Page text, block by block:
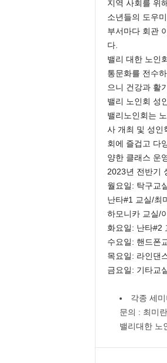
지역 사회를 위
소년들의 도우
부서마다 회관
다.
밸리 대한 노인
통문화를 전수
으니 건강과 활
밸리 노인회 성
밸리노인회는
사 개최 및 성인
회에 즐겁고 다
양한 클래스 운
2023년 전반기
월요일: 탁구교
난타#1 교실/최
하모니카 교실/
화요일: 난타#2
수요일: 핸드폰
목요일: 라인댄
금요일: 기타교
각종 세
문의 : 최미
밸리대한 노